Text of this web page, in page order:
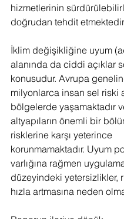
hizmetlerinin
doğrudan tehdit
İklim değişikliğine uyum
alanında da ciddi açıklar
konusudur. Avrupa
milyonlarca insan sel riski
bölgelerde yaşamaktadır
altyapıların önemli bir
risklerine karşı yeterince
korunmamaktadır. Uyum
varlığına rağmen
düzeyindeki yetersizlikler,
hızla artmasına neden